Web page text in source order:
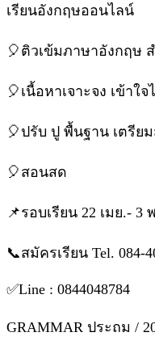
เรียนอังกฤษออนไลน์
🎈ติวเข้มภาษาอังกฤษ​
🎈เนื้อหาเจาะจง เข้าใ
🎈ปรับ ปู พื้นฐาน เตรีย
🎈สอนสด
📌รอบเรียน 22 เมย.- 3
📞สมัครเรียน Tel. 084-
✅Line : 0844048784
GRAMMAR ประถม /